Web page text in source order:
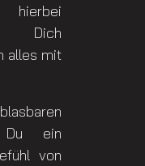
Dich
alles mit
Du ein
von